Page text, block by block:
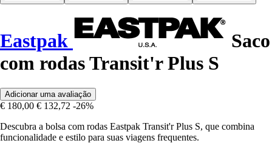
Eastpak
Saco
com rodas Transit'r Plus S
Adicionar uma avaliação
€ 180,00 € 132,72 -26%
Descubra a bolsa com rodas Eastpak Transit'r Plus S, que combina
funcionalidade e estilo para suas viagens frequentes.